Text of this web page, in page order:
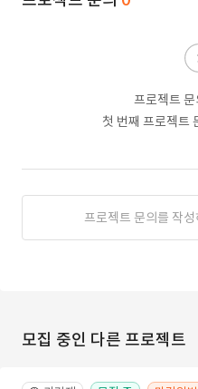
프로젝트
첫 번째 프로젝트
프로젝트 문의를 작성
모집 중인 다른 프로젝트